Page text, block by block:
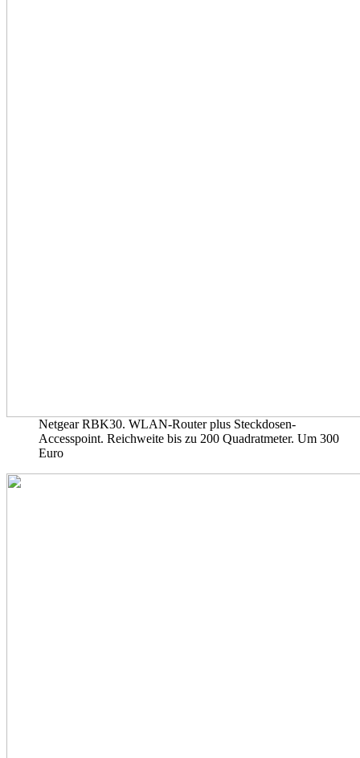
Netgear RBK30. WLAN-Router plus Steckdosen-
Accesspoint. Reichweite bis zu 200 Quadratmeter. Um 300
Euro